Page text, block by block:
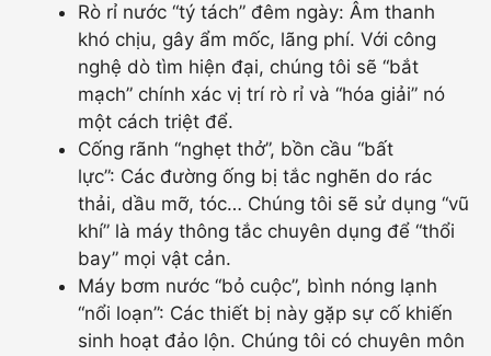
Rò rỉ nước “tý tách” đêm ngày: Âm thanh
khó chịu, gây ẩm mốc, lãng phí. Với công
nghệ dò tìm hiện đại, chúng tôi sẽ “bắt
mạch” chính xác vị trí rò rỉ và “hóa giải” nó
một cách triệt để.
Cống rãnh “nghẹt thở”, bồn cầu “bất
lực”: Các đường ống bị tắc nghẽn do rác
thải, dầu mỡ, tóc… Chúng tôi sẽ sử dụng “vũ
khí” là máy thông tắc chuyên dụng để “thổi
bay” mọi vật cản.
Máy bơm nước “bỏ cuộc”, bình nóng lạnh
“nổi loạn”: Các thiết bị này gặp sự cố khiến
sinh hoạt đảo lộn. Chúng tôi có chuyên môn